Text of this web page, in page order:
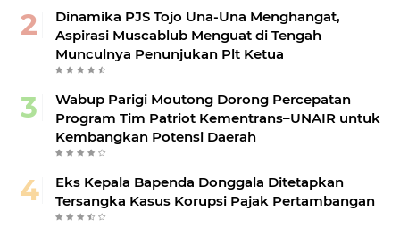
Dinamika PJS Tojo Una-Una Menghangat,
Aspirasi Muscablub Menguat di Tengah
Munculnya Penunjukan Plt Ketua
Wabup Parigi Moutong Dorong Percepatan
Program Tim Patriot Kementrans–UNAIR untuk
Kembangkan Potensi Daerah
Eks Kepala Bapenda Donggala Ditetapkan
Tersangka Kasus Korupsi Pajak Pertambangan